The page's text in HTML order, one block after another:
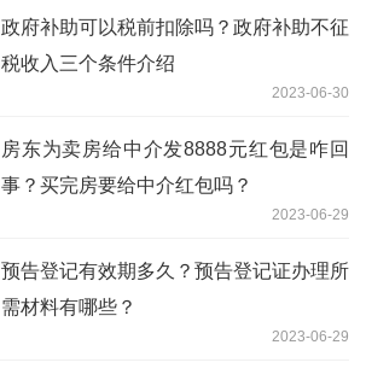
政府补助可以税前扣除吗？政府补助不征
税收入三个条件介绍
2023-06-30
房东为卖房给中介发8888元红包是咋回
事？买完房要给中介红包吗？
2023-06-29
预告登记有效期多久？预告登记证办理所
需材料有哪些？
2023-06-29